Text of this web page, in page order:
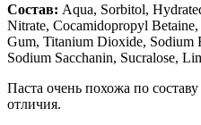
Состав: Aqua, Sorbitol,
Nitrate, Cocamidopropyl
Gum, Titanium Dioxide, Sodium
Sodium Sacchanin, Sucralose,
Паста очень похожа по
отличия.